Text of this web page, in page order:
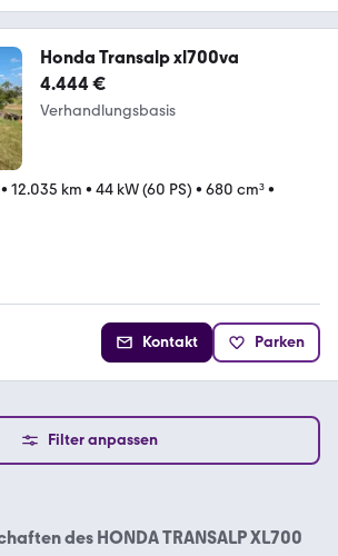
Honda Transalp xl700va
4.444 €
Verhandlungsbasis
• 12.035 km • 44 kW (60 PS) • 680 cm³•
Kontakt Parken
Filter anpassen
des HONDA TRANSALP XL700